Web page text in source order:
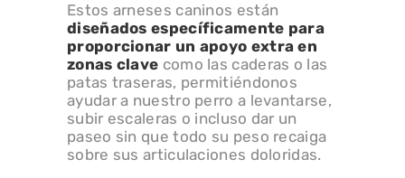
Estos arneses caninos están
diseñados específicamente para
proporcionar un apoyo extra en
zonas clave como las caderas o las
patas traseras, permitiéndonos
ayudar a nuestro perro a levantarse,
subir escaleras o incluso dar un
paseo sin que todo su peso recaiga
sobre sus articulaciones doloridas.